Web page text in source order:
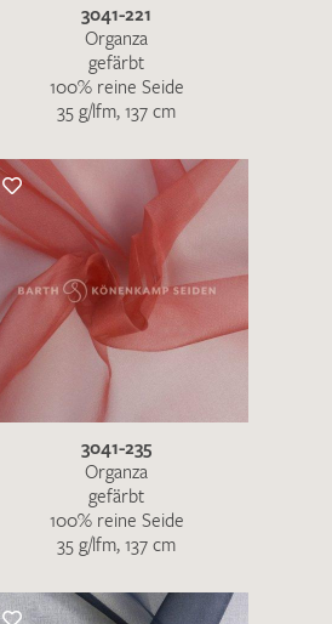
Musteranfrage
3041-221
Organza
gefärbt
100% reine Seide
35 g/lfm, 137 cm
3041-235
Organza
gefärbt
100% reine Seide
35 g/lfm, 137 cm